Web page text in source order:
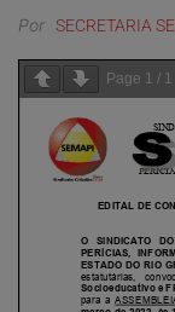
Por SECRETARIA
Page 1 / 1